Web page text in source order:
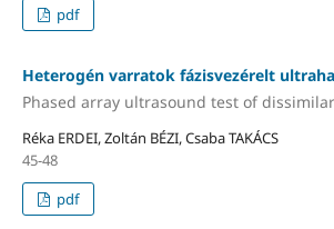
pdf
Heterogén varratok fázisvezérelt
Phased array ultrasound test of
Réka ERDEI, Zoltán BÉZI, Csaba TAKÁCS
45-48
pdf